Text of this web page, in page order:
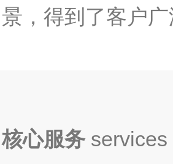
景，得到了客户
核心服务services